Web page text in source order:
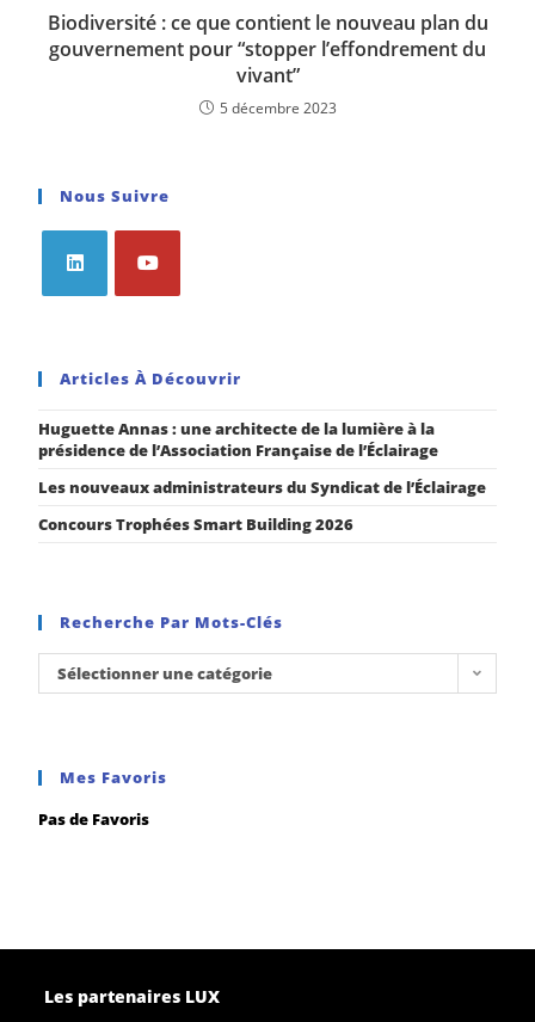
Biodiversité : ce que contient le nouveau plan du
gouvernement pour “stopper l’effondrement du
vivant”
5 décembre 2023
Nous Suivre
Articles À Découvrir
Huguette Annas : une architecte de la lumière à la
présidence de l’Association Française de l’Éclairage
Les nouveaux administrateurs du Syndicat de l’Éclairage
Concours Trophées Smart Building 2026
Recherche Par Mots-Clés
Sélectionner une catégorie
Mes Favoris
Pas de Favoris
Les partenaires LUX